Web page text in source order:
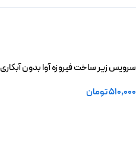
سرویس زیر ساخت فیروزه آوا بدون آبکاری
510,000تومان